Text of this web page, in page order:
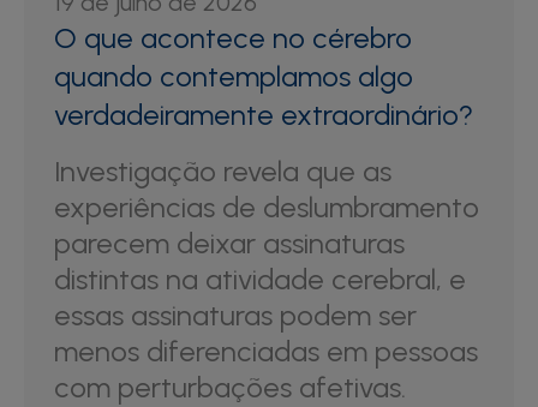
O que acontece no cérebro
quando contemplamos algo
verdadeiramente extraordinário?
Investigação revela que as
experiências de deslumbramento
parecem deixar assinaturas
distintas na atividade cerebral, e
essas assinaturas podem ser
menos diferenciadas em pessoas
com perturbações afetivas.